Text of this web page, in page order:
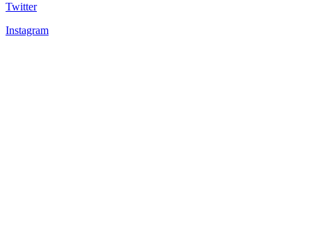
Twitter
Instagram